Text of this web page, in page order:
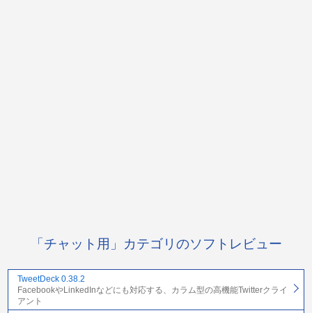
「チャット用」カテゴリのソフトレビュー
TweetDeck 0.38.2
FacebookやLinkedInなどにも対応する、カラム型の高機能Twitterクライ
アント